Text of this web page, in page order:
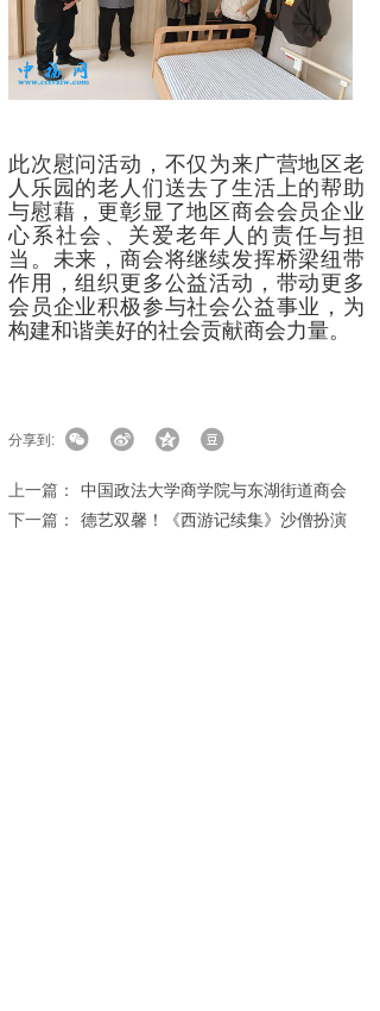
此次慰问活动，不仅为来广营地区老
人乐园的老人们送去了生活上的帮助
与慰藉，更彰显了地区商会会员企业
心系社会、关爱老年人的责任与担
当。未来，商会将继续发挥桥梁纽带
作用，组织更多公益活动，带动更多
会员企业积极参与社会公益事业，为
构建和谐美好的社会贡献商会力量。
分享到:
上一篇：
中国政法大学商学院与东湖街道商会
下一篇：
德艺双馨！《西游记续集》沙僧扮演